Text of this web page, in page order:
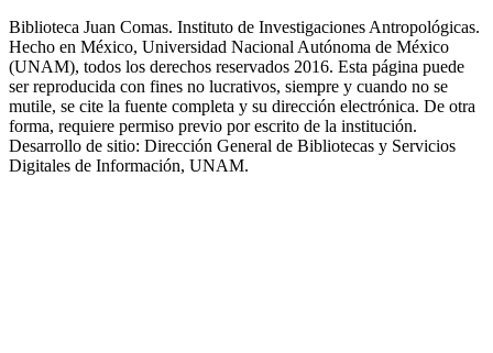
Biblioteca Juan Comas. Instituto de Investigaciones Antropológicas.
Hecho en México, Universidad Nacional Autónoma de México
(UNAM), todos los derechos reservados 2016. Esta página puede
ser reproducida con fines no lucrativos, siempre y cuando no se
mutile, se cite la fuente completa y su dirección electrónica. De otra
forma, requiere permiso previo por escrito de la institución.
Desarrollo de sitio: Dirección General de Bibliotecas y Servicios
Digitales de Información, UNAM.